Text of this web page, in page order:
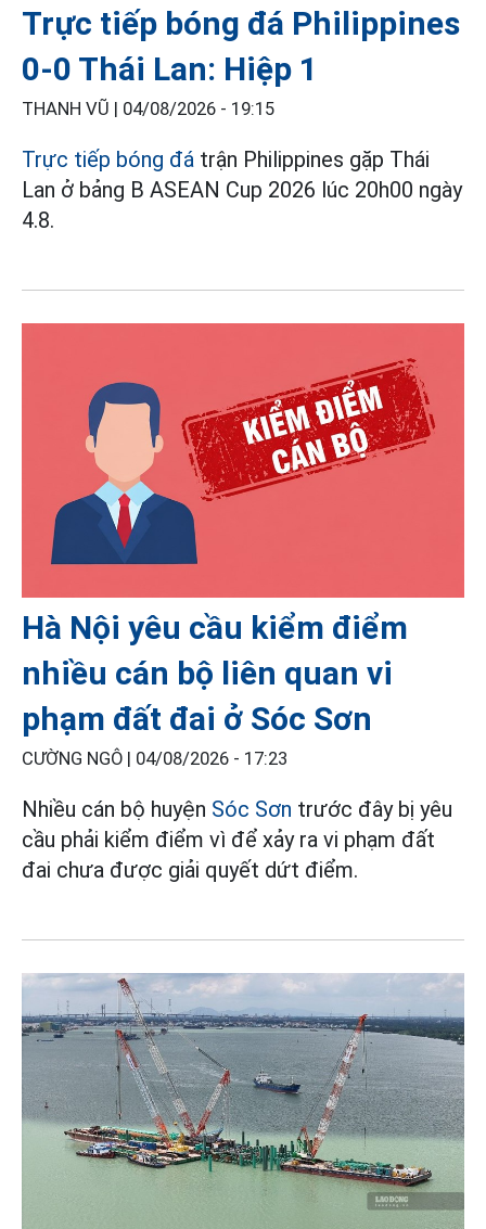
Trực tiếp bóng đá Philippines
0-0 Thái Lan: Hiệp 1
THANH VŨ | 04/08/2026 - 19:15
Trực tiếp bóng đá trận Philippines gặp Thái
Lan ở bảng B ASEAN Cup 2026 lúc 20h00 ngày
4.8.
Hà Nội yêu cầu kiểm điểm
nhiều cán bộ liên quan vi
phạm đất đai ở Sóc Sơn
CƯỜNG NGÔ | 04/08/2026 - 17:23
Nhiều cán bộ huyện Sóc Sơn trước đây bị yêu
cầu phải kiểm điểm vì để xảy ra vi phạm đất
đai chưa được giải quyết dứt điểm.